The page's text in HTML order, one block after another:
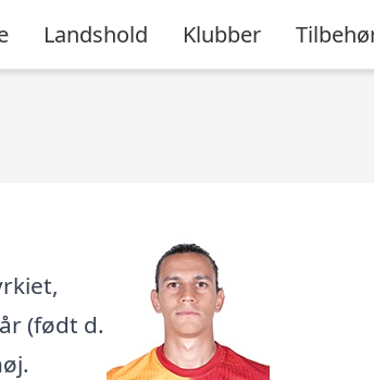
Landshold Klubber
(født d.